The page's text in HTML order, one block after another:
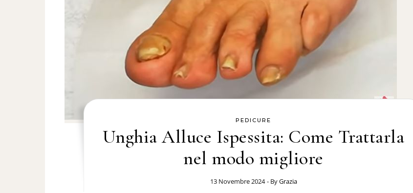
PEDICURE
Unghia Alluce Ispessita: Come Trattarla
nel modo migliore
13 Novembre 2024 - ByGrazia